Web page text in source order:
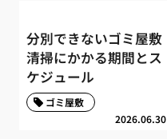
分別できないゴミ屋敷
清掃にかかる期間とス
ケジュール
2026.06.30
ゴミ屋敷